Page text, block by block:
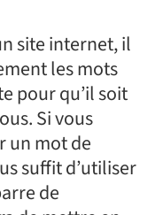
site internet, il
les mots
pour qu’il soit
Si vous
un mot de
suffit d’utiliser
de